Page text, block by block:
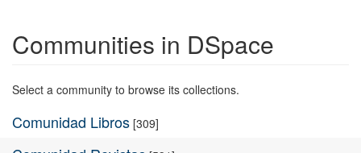
Communities in DSpace
Select a community to browse its collections.
Comunidad Libros [309]